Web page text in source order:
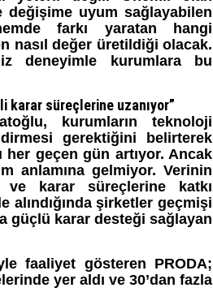
uyum sağlayabilen
farkı yaratan hangi
nasıl değer üretildiği olacak.
deneyimle kurumlara bu
karar süreçlerine uzanıyor”
kurumların teknoloji
gerektiğini belirterek
geçen gün artıyor. Ancak
anlamına gelmiyor. Verinin
karar süreçlerine katkı
alındığında şirketler geçmişi
güçlü karar desteği sağlayan
faaliyet gösteren PRODA;
yer aldı ve 30’dan fazla